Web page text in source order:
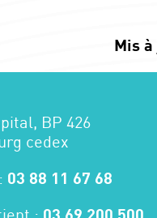
Mis
BP 426
cedex
03 88 11 67 68
03 69 200 500